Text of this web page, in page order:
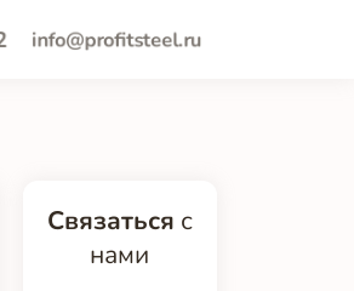
info@profitsteel.ru
Связаться с
нами